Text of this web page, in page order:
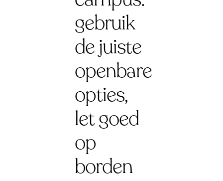
gebruik
de juiste
openbare
opties,
let goed
op
borden